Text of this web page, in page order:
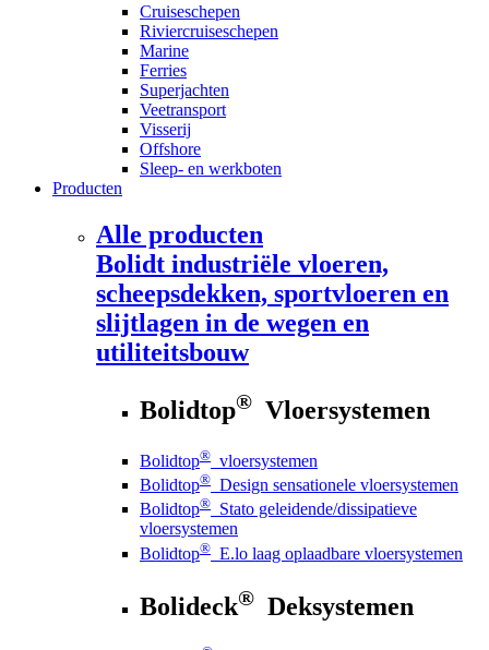
Cruiseschepen
Riviercruiseschepen
Marine
Ferries
Superjachten
Veetransport
Visserij
Offshore
Sleep- en werkboten
Producten
Alle producten
Bolidt industriële vloeren,
scheepsdekken, sportvloeren en
slijtlagen in de wegen en
utiliteitsbouw
Bolidtop® Vloersystemen
Bolidtop® vloersystemen
Bolidtop® Design sensationele vloersystemen
Bolidtop® Stato geleidende/dissipatieve
vloersystemen
Bolidtop® E.lo laag oplaadbare vloersystemen
Bolideck® Deksystemen